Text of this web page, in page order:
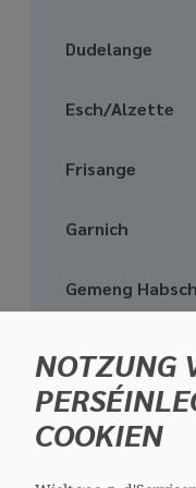
Dudelange
Esch/Alzette
Frisange
Garnich
Gemeng
Käerjeng
NOTZUNG
COOKIEN